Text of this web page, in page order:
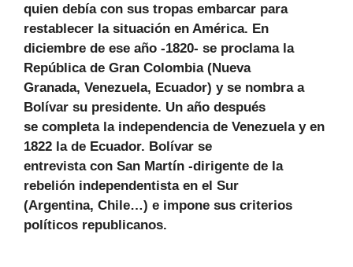
quien debía con sus tropas embarcar para
restablecer la situación en América. En
diciembre de ese año -1820- se proclama la
República de Gran Colombia (Nueva
Granada, Venezuela, Ecuador) y se nombra a
Bolívar su presidente. Un año después
se completa la independencia de Venezuela y en
1822 la de Ecuador. Bolívar se
entrevista con San Martín -dirigente de la
rebelión independentista en el Sur
(Argentina, Chile…) e impone sus criterios
políticos republicanos.